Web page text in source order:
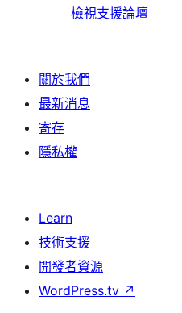
檢視支援論壇
關於我們
最新消息
寄存
隱私權
Learn
技術支援
開發者資源
WordPress.tv ↗